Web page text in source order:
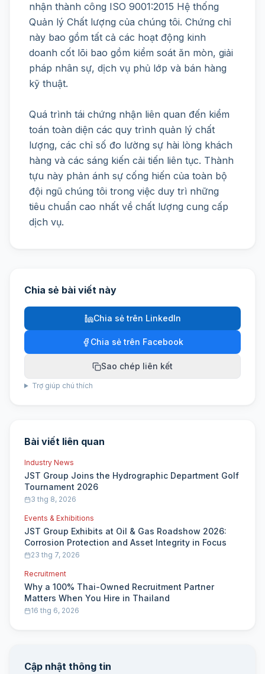
nhận thành công ISO 9001:2015 Hệ thống
Quản lý Chất lượng của chúng tôi. Chứng chỉ
này bao gồm tất cả các hoạt động kinh
doanh cốt lõi bao gồm kiểm soát ăn mòn, giải
pháp nhân sự, dịch vụ phủ lớp và bán hàng
kỹ thuật.
Quá trình tái chứng nhận liên quan đến kiểm
toán toàn diện các quy trình quản lý chất
lượng, các chỉ số đo lường sự hài lòng khách
hàng và các sáng kiến cải tiến liên tục. Thành
tựu này phản ánh sự cống hiến của toàn bộ
đội ngũ chúng tôi trong việc duy trì những
tiêu chuẩn cao nhất về chất lượng cung cấp
dịch vụ.
Chia sẻ bài viết này
Chia sẻ trên LinkedIn
Chia sẻ trên Facebook
Sao chép liên kết
Trợ giúp chú thích
Bài viết liên quan
Industry News
JST Group Joins the Hydrographic Department Golf
Tournament 2026
3 thg 8, 2026
Events & Exhibitions
JST Group Exhibits at Oil & Gas Roadshow 2026:
Corrosion Protection and Asset Integrity in Focus
23 thg 7, 2026
Recruitment
Why a 100% Thai-Owned Recruitment Partner
Matters When You Hire in Thailand
16 thg 6, 2026
Cập nhật thông tin